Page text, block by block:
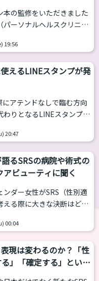
手術は31日、8月17日に
ジュールが決定。具体的
したが、出発まで６週間
たとおり、
断する経緯...
本の監修をいただきました
パーソナルヘルスクリニッ
ソナルヘルスクリニック
トランスジェンダー手術国
ンス-2nd」が開かれます。
ドが通常開く会とは違い
名の韓国人医師が参加。
良いところ・悪いところ
とです。韓国人医師が参
そこの手術をあっせんする
、とのことです。 下記は概
...
19:56
えるLINEスタンプが発
にアテンドなしで臨む方向
わりとなるLINEスタンプが
めるタイSRSガイドセン
イSRSガイドセンターによ
ンターのマスコット「トラ
」が、入院中や術後のコ
なりました」とのこと。 何
か？については「トランス
変える（自分らしく変え
る（自分自身へ帰る）のダ
20:47
るSRSの病院や術式の
アビューティに聞く
ンダー女性がSRS（性別適
える際に大きな決断はどこ
すが、基本的には１回勝
大きな問題になります。 タ
妊治療など医療アテンドを
00:04
現は変わるのか？「性
」「確定する」という